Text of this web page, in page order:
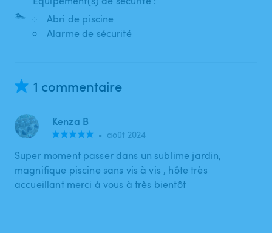
🏊
Abri de piscine
Alarme de sécurité
1 commentaire
Kenza B
• août 2024
Super moment passer dans un sublime jardin,
magnifique piscine sans vis à vis , hôte très
accueillant merci à vous à très bientôt